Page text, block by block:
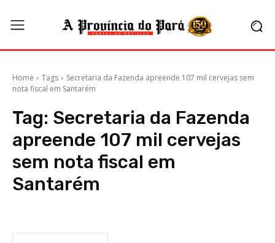
Home Tags
Secretaria da Fazenda apreende 107 mil cervejas sem
nota fiscal em Santarém
Tag: Secretaria da Fazenda
apreende 107 mil cervejas
sem nota fiscal em
Santarém